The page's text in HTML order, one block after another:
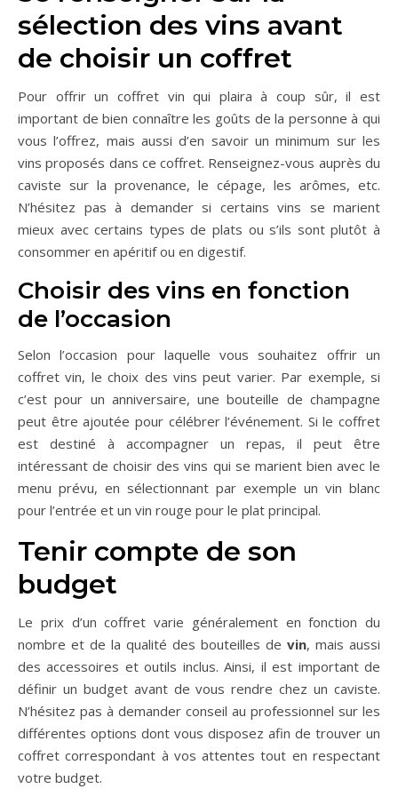
sélection des vins avant
de choisir un coffret
Pour offrir un coffret vin qui plaira à coup sûr, il est
important de bien connaître les goûts de la personne à qui
vous l’offrez, mais aussi d’en savoir un minimum sur les
vins proposés dans ce coffret. Renseignez-vous auprès du
caviste sur la provenance, le cépage, les arômes, etc.
N’hésitez pas à demander si certains vins se marient
mieux avec certains types de plats ou s’ils sont plutôt à
consommer en apéritif ou en digestif.
Choisir des vins en fonction
de l’occasion
Selon l’occasion pour laquelle vous souhaitez offrir un
coffret vin, le choix des vins peut varier. Par exemple, si
c’est pour un anniversaire, une bouteille de champagne
peut être ajoutée pour célébrer l’événement. Si le coffret
est destiné à accompagner un repas, il peut être
intéressant de choisir des vins qui se marient bien avec le
menu prévu, en sélectionnant par exemple un vin blanc
pour l’entrée et un vin rouge pour le plat principal.
Tenir compte de son
budget
Le prix d’un coffret varie généralement en fonction du
nombre et de la qualité des bouteilles de vin, mais aussi
des accessoires et outils inclus. Ainsi, il est important de
définir un budget avant de vous rendre chez un caviste.
N’hésitez pas à demander conseil au professionnel sur les
différentes options dont vous disposez afin de trouver un
coffret correspondant à vos attentes tout en respectant
votre budget.